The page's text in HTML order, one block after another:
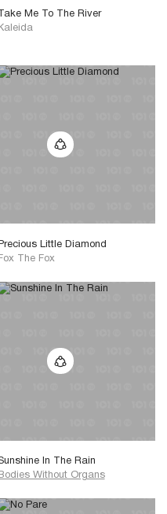
Take Me To The River
Kaleida
Precious Little Diamond
Fox The Fox
In The Rain
Bodies Without Organs